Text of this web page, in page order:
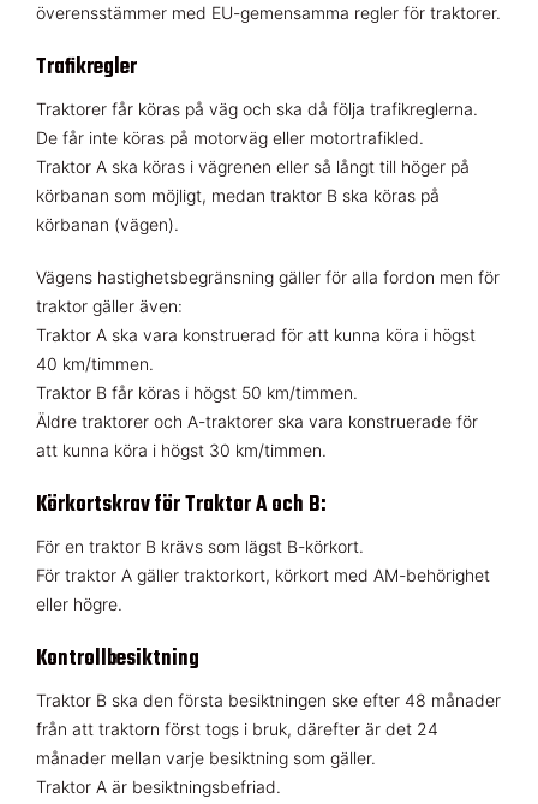
överensstämmer med EU-gemensamma regler för traktorer.
Trafikregler
Traktorer får köras på väg och ska då följa trafikreglerna.
De får inte köras på motorväg eller motortrafikled.
Traktor A ska köras i vägrenen eller så långt till höger på
körbanan som möjligt, medan traktor B ska köras på
körbanan (vägen).
Vägens hastighetsbegränsning gäller för alla fordon men för
traktor gäller även:
Traktor A ska vara konstruerad för att kunna köra i högst
40 km/timmen.
Traktor B får köras i högst 50 km/timmen.
Äldre traktorer och A-traktorer ska vara konstruerade för
att kunna köra i högst 30 km/timmen.
Körkortskrav för Traktor A och B:
För en traktor B krävs som lägst B-körkort.
För traktor A gäller traktorkort, körkort med AM-behörighet
eller högre.
Kontrollbesiktning
Traktor B ska den första besiktningen ske efter 48 månader
från att traktorn först togs i bruk, därefter är det 24
månader mellan varje besiktning som gäller.
Traktor A är besiktningsbefriad.